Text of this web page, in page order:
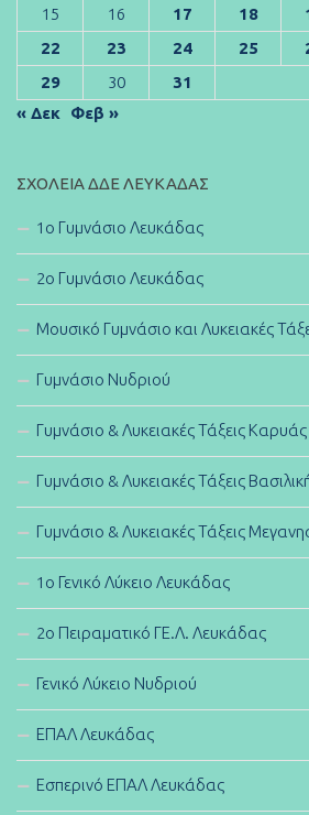
15 16 17 18
22
23 24 25
29
30
31
« Δεκ
Φεβ »
ΣΧΟΛΕΊΑ ΔΔΕ ΛΕΥΚΆΔΑΣ
1ο Γυμνάσιο Λευκάδας
2ο Γυμνάσιο Λευκάδας
Μουσικό Γυμνάσιο και Λυκειακές
Γυμνάσιο Νυδριού
Γυμνάσιο & Λυκειακές Τάξεις Καρυάς
Γυμνάσιο & Λυκειακές Τάξεις
Γυμνάσιο & Λυκειακές Τάξεις
1ο Γενικό Λύκειο Λευκάδας
2ο Πειραματικό ΓΕ.Λ. Λευκάδας
Γενικό Λύκειο Νυδριού
ΕΠΑΛ Λευκάδας
Εσπερινό ΕΠΑΛ Λευκάδας